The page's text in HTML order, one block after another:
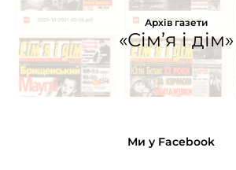
Архів газети
«Сім’я і дім»
Ми у Facebook